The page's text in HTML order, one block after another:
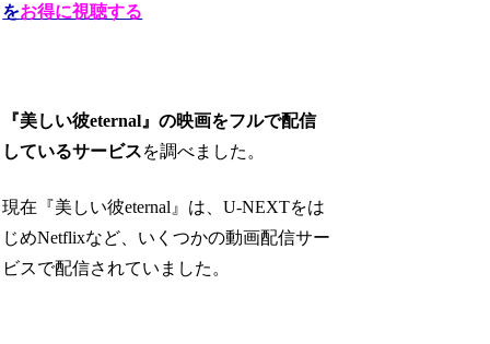
をお得に視聴する
『美しい彼eternal』の映画をフルで配信
しているサービスを調べました。
現在『美しい彼eternal』は、U-NEXTをは
じめNetflixなど、いくつかの動画配信サー
ビスで配信されていました。